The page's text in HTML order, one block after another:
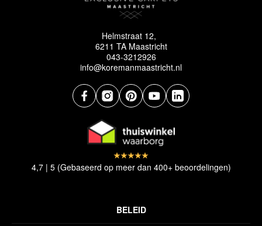
Helmstraat 12,
6211 TA Maastricht
043-3212926
info@koremanmaastricht.nl
BELEID
4,7 | 5 (Gebaseerd op meer dan 400+ beoordelingen)